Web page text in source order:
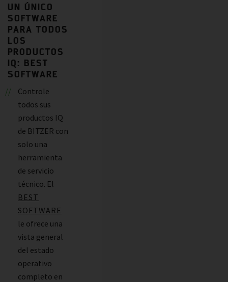
UN ÚNICO
SOFTWARE
PARA TODOS
LOS
PRODUCTOS
IQ: BEST
SOFTWARE
Controle
todos sus
productos IQ
de BITZER con
solo una
herramienta
de servicio
técnico. El
BEST
SOFTWARE
le ofrece una
vista general
del estado
operativo
completo en